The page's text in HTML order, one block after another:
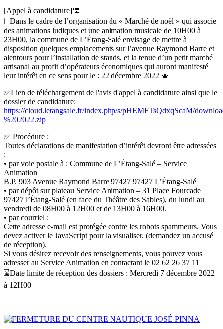
[Appel à candidature]🎅
ℹ️ Dans le cadre de l’organisation du « Marché de noël » qui associe
des animations ludiques et une animation musicale de 10H00 à
23H00, la commune de L’Étang-Salé envisage de mettre à
disposition quelques emplacements sur l’avenue Raymond Barre et
alentours pour l’installation de stands, et la tenue d’un petit marché
artisanal au profit d’opérateurs économiques qui auront manifesté
leur intérêt en ce sens pour le : 22 décembre 2022 🎄
✅Lien de téléchargement de l'avis d'appel à candidature ainsi que le
dossier de candidature:
https://cloud.letangsale.fr/index.php/s/pHEMFTsQdxqScaM/
%202022.zip
✅ Procédure :
Toutes déclarations de manifestation d’intérêt devront être adressées
:
• par voie postale à : Commune de L’Étang-Salé – Service
Animation
B.P. 903 Avenue Raymond Barre 97427 97427 L’Étang-Salé
• par dépôt sur plateau Service Animation – 31 Place Fourcade
97427 l’Étang-Salé (en face du Théâtre des Sables), du lundi au
vendredi de 08H00 à 12H00 et de 13H00 à 16H00.
• par courriel :
Cette adresse e-mail est protégée contre les robots spammeurs. Vous
devez activer le JavaScript pour la visualiser. (demandez un accusé
de réception).
Si vous désirez recevoir des renseignements, vous pouvez vous
adresser au Service Animation en contactant le 02 62 26 37 11
⌛️Date limite de réception des dossiers : Mercredi 7 décembre 2022
à 12H00